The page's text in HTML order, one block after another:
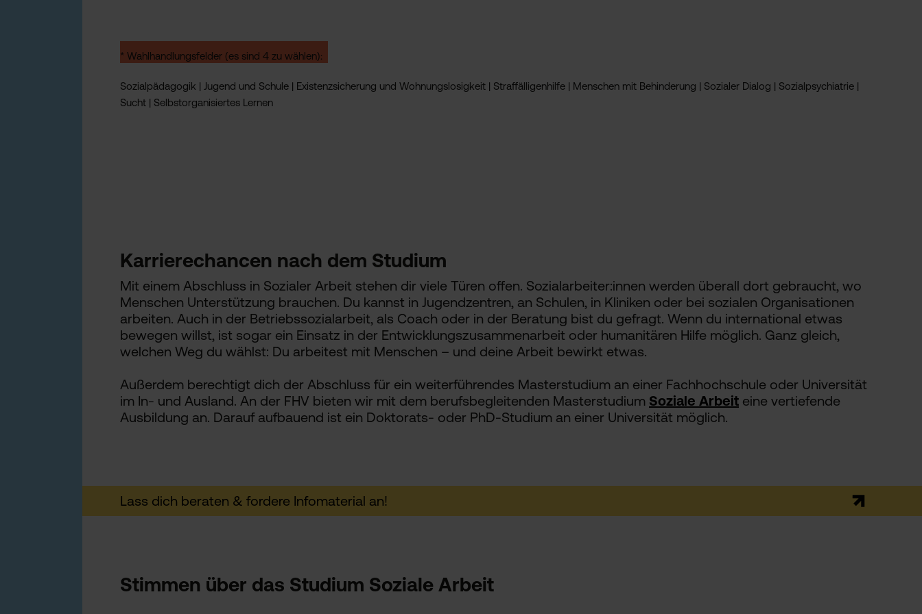
* Wahlhandlungsfelder (es sind 4 zu wählen):
Sozialpädagogik | Jugend und Schule | Existenzsicherung und Wohnungslosigkeit | Straffälligenhilfe | Menschen mit Behinderung | Sozialer Dialog | Sozialpsychiatrie |
Sucht | Selbstorganisiertes Lernen
Karrierechancen nach dem Studium
Mit einem Abschluss in Sozialer Arbeit stehen dir viele Türen offen. Sozialarbeiter:innen werden überall dort gebraucht, wo
Menschen Unterstützung brauchen. Du kannst in Jugendzentren, an Schulen, in Kliniken oder bei sozialen Organisationen
arbeiten. Auch in der Betriebssozialarbeit, als Coach oder in der Beratung bist du gefragt. Wenn du international etwas
bewegen willst, ist sogar ein Einsatz in der Entwicklungszusammenarbeit oder humanitären Hilfe möglich. Ganz gleich,
welchen Weg du wählst: Du arbeitest mit Menschen – und deine Arbeit bewirkt etwas.
Außerdem berechtigt dich der Abschluss für ein weiterführendes Masterstudium an einer Fachhochschule oder Universität
im In- und Ausland. An der FHV bieten wir mit dem berufsbegleitenden Masterstudium Soziale Arbeit eine vertiefende
Ausbildung an. Darauf aufbauend ist ein Doktorats- oder PhD-Studium an einer Universität möglich.
Lass dich beraten & fordere Infomaterial an!
Stimmen über das Studium Soziale Arbeit